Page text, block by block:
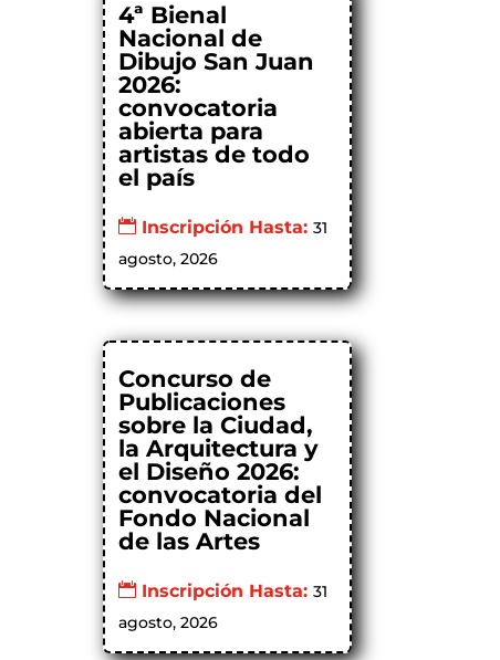
4ª Bienal
Nacional de
Dibujo San Juan
2026:
convocatoria
abierta para
artistas de todo
el país
Inscripción Hasta:31
agosto, 2026
Concurso de
Publicaciones
sobre la Ciudad,
la Arquitectura y
el Diseño 2026:
convocatoria del
Fondo Nacional
de las Artes
Inscripción Hasta:31
agosto, 2026